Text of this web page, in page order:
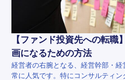
【ファンド投資先への転職
画になるための方法
経営者の右腕となる、経営幹部・
常に人気です。特にコンサルティ